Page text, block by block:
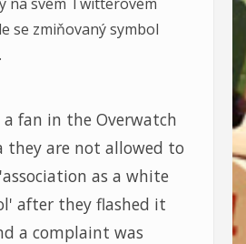
se zmiňovaný symbol
fan in the Overwatch
they are not allowed to
as a white
after they flashed it
a complaint was